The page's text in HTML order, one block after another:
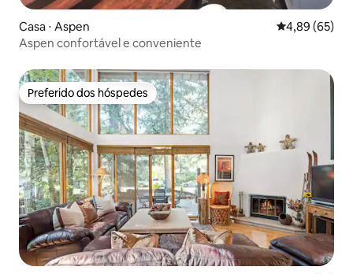
Casa ⋅ Aspen 4,89 de uma
4,89 (65)
Aspen confortável e conveniente
Preferido dos hóspedes
Preferido dos hóspedes